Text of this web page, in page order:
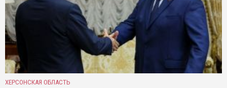
ХЕРСОНСКАЯ ОБЛАСТЬ